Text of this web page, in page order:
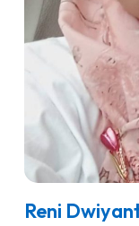
Reni